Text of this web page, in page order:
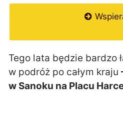
Tego lata będzie bardzo
w podróż po całym kraju
w Sanoku na Placu